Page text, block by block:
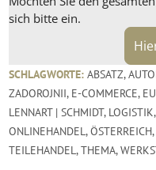
sich bitte ein.
SCHLAGWORTE: ABSATZ,
ZADOROJNII, E-COMMERCE,
LENNART | SCHMIDT, LOGISTIK,
ONLINEHANDEL,ÖSTERREICH,
TEILEHANDEL,THEMA,